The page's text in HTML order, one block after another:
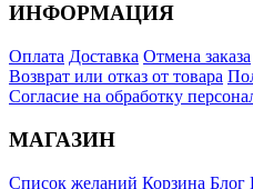
ИНФОРМАЦИЯ
Оплата Доставка Отмена заказа
Возврат или отказ от товара
Согласие на обработку
МАГАЗИН
Список желаний Корзина Блог